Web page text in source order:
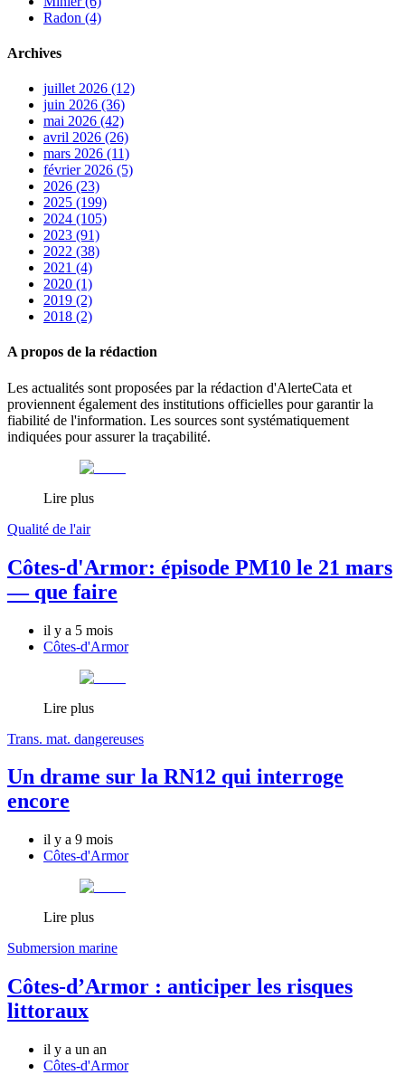
Radon (4)
Archives
juillet 2026 (12)
juin 2026 (36)
mai 2026 (42)
avril 2026 (26)
mars 2026 (11)
février 2026 (5)
2026 (23)
2025 (199)
2024 (105)
2023 (91)
2022 (38)
2021 (4)
2020 (1)
2019 (2)
2018 (2)
A propos de la rédaction
Les actualités sont proposées par la rédaction d'AlerteCata et
proviennent également des institutions officielles pour garantir la
fiabilité de l'information. Les sources sont systématiquement
indiquées pour assurer la traçabilité.
Lire plus
Qualité de l'air
Côtes-d'Armor: épisode PM10 le 21 mars
— que faire
il y a 5 mois
Côtes-d'Armor
Lire plus
Trans. mat. dangereuses
Un drame sur la RN12 qui interroge
encore
il y a 9 mois
Côtes-d'Armor
Lire plus
Submersion marine
Côtes-d’Armor : anticiper les risques
littoraux
il y a un an
Côtes-d'Armor